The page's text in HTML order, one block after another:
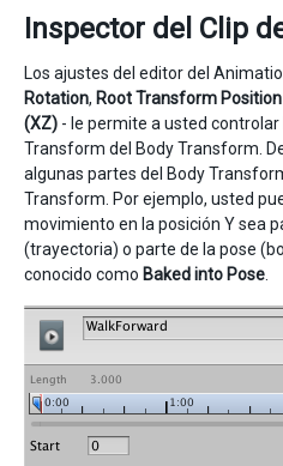
Inspector del Clip
Los ajustes del editor del
Rotation, Root Transform
(XZ) - le permite a usted
Transform del Body Transform.
algunas partes del Body
Transform. Por ejemplo, usted
movimiento en la posición Y sea
(trayectoria) o parte de la pose
conocido como Baked into Pose